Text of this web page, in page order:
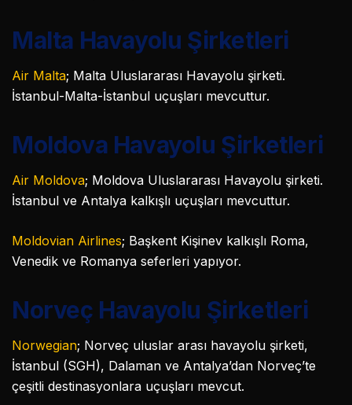
Malta Havayolu Şirketleri
Air Malta; Malta Uluslararası Havayolu şirketi.
İstanbul-Malta-İstanbul uçuşları mevcuttur.
Moldova Havayolu Şirketleri
Air Moldova; Moldova Uluslararası Havayolu şirketi.
İstanbul ve Antalya kalkışlı uçuşları mevcuttur.
Moldovian Airlines; Başkent Kişinev kalkışlı Roma,
Venedik ve Romanya seferleri yapıyor.
Norveç Havayolu Şirketleri
Norwegian; Norveç uluslar arası havayolu şirketi,
İstanbul (SGH), Dalaman ve Antalya’dan Norveç’te
çeşitli destinasyonlara uçuşları mevcut.